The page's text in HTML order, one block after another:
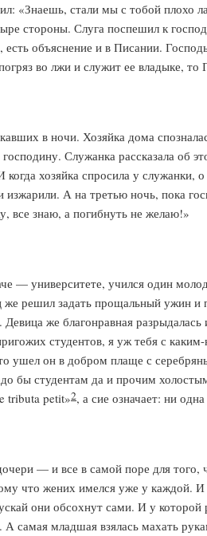
«Знаешь, стали мы с тобой плохо
стороны. Слуга поспешил к
объяснение и в Писании.
во лжи и служит ее владыке,
в ночи. Хозяйка дома
Служанка рассказала об
хозяйка спросила у
изжарили. А на третью ночь, пока
все знаю, а погибнуть не желаю!»
— университете, учился один
решил задать прощальный ужин
же благонравная
студентов, я уж тебя с
ушел он в добром плаще с
бы студентам да и прочим
tributa petit»2, а сие означает: ни
— и все в самой поре для
что жених имелся уже у каждой.
они обсохнут сами. И у
А самая младшая взялась махать